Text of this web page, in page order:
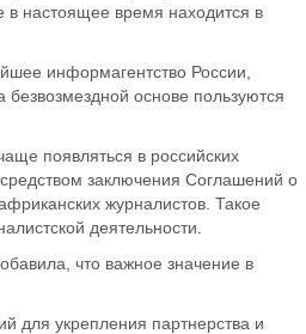
в настоящее время находится в
информагентство России,
основе пользуются
появляться в российских
заключения Соглашений о
журналистов. Такое
деятельности.
бавила, что важное значение в
для укрепления партнерства и